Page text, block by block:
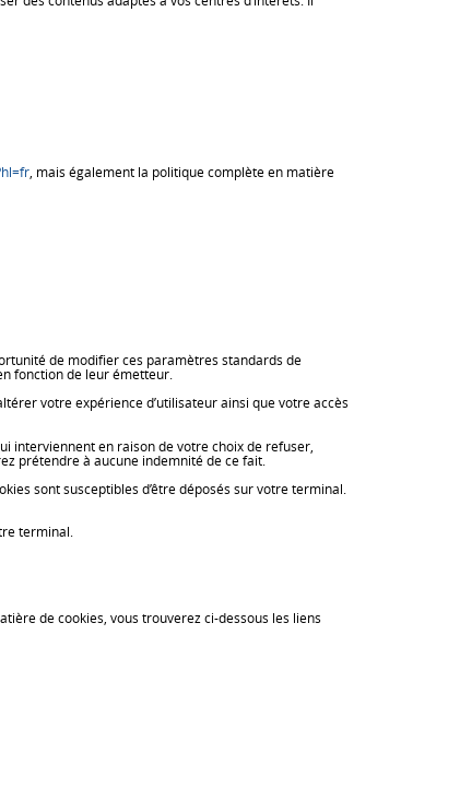
, mais également la politique complète en matière
de modifier ces paramètres standards de
fonction de leur émetteur.
votre expérience d’utilisateur ainsi que votre accès
interviennent en raison de votre choix de refuser,
prétendre à aucune indemnité de ce fait.
sont susceptibles d’être déposés sur votre terminal.
terminal.
de cookies, vous trouverez ci-dessous les liens